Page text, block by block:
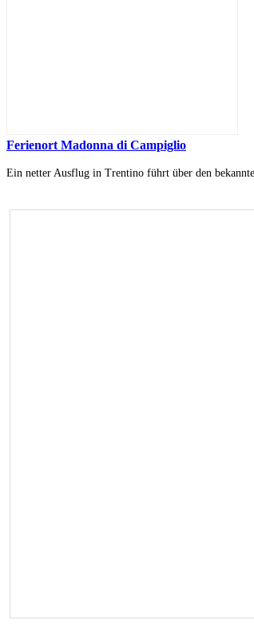
Ferienort Madonna di Campiglio
Ein netter Ausflug in Trentino führt über den